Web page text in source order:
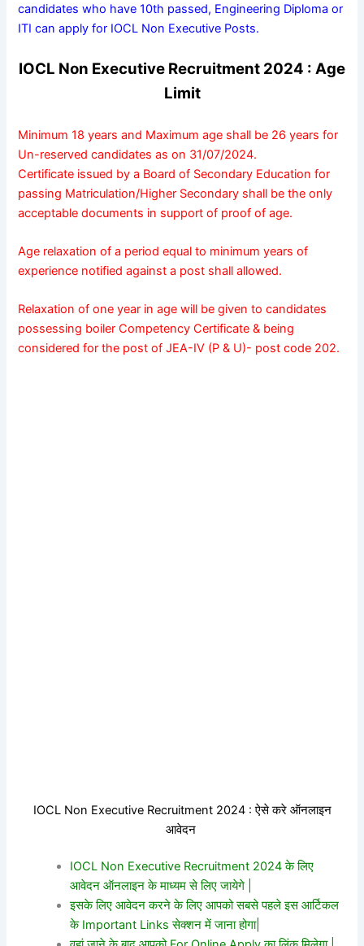
candidates who have 10th passed, Engineering Diploma or
ITI can apply for IOCL Non Executive Posts.
IOCL Non Executive Recruitment 2024 : Age
Limit
Minimum 18 years and Maximum age shall be 26 years for
Un-reserved candidates as on 31/07/2024.
Certificate issued by a Board of Secondary Education for
passing Matriculation/Higher Secondary shall be the only
acceptable documents in support of proof of age.
Age relaxation of a period equal to minimum years of
experience notified against a post shall allowed.
Relaxation of one year in age will be given to candidates
possessing boiler Competency Certificate & being
considered for the post of JEA-IV (P & U)- post code 202.
IOCL Non Executive Recruitment 2024 : ऐसे करे ऑनलाइन
आवेदन
IOCL Non Executive Recruitment 2024 के लिए
आवेदन ऑनलाइन के माध्यम से लिए जायेगे |
इसके लिए आवेदन करने के लिए आपको सबसे पहले इस आर्टिकल
के Important Links सेक्शन में जाना होगा|